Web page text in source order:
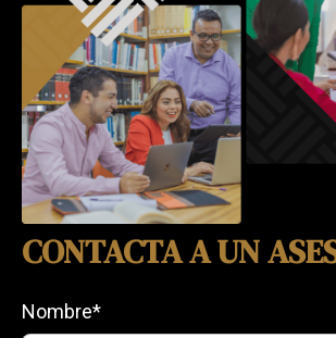
CONTACTA A UN
Nombre*